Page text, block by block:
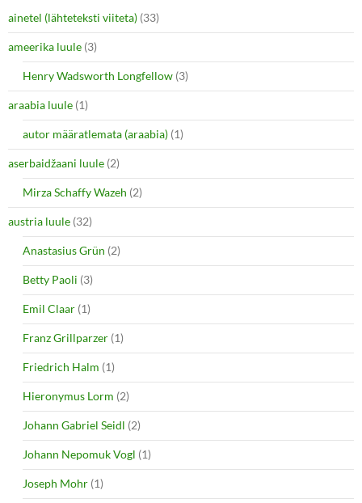
ainetel (lähteteksti viiteta) (33)
ameerika luule (3)
Henry Wadsworth Longfellow (3)
araabia luule (1)
autor määratlemata (araabia) (1)
aserbaidžaani luule (2)
Mirza Schaffy Wazeh (2)
austria luule (32)
Anastasius Grün (2)
Betty Paoli (3)
Emil Claar (1)
Franz Grillparzer (1)
Friedrich Halm (1)
Hieronymus Lorm (2)
Johann Gabriel Seidl (2)
Johann Nepomuk Vogl (1)
Joseph Mohr (1)